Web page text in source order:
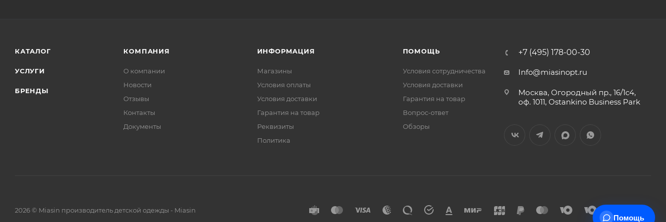
КАТАЛОГ
УСЛУГИ
БРЕНДЫ
КОМПАНИЯ
О компании
Новости
Отзывы
Контакты
Документы
ИНФОРМАЦИЯ
Магазины
Условия оплаты
Условия доставки
Гарантия на товар
Реквизиты
Политика
ПОМОЩЬ
Условия сотрудничества
Условия доставки
Гарантия на товар
Вопрос-ответ
Обзоры
+7 (495) 178-00-30
Info@miasinopt.ru
Москва, Огородный пр., 16/1с4,
оф. 1011, Ostankino Business Park
2026 © Miasin производитель детской одежды - Miasin
Помощь